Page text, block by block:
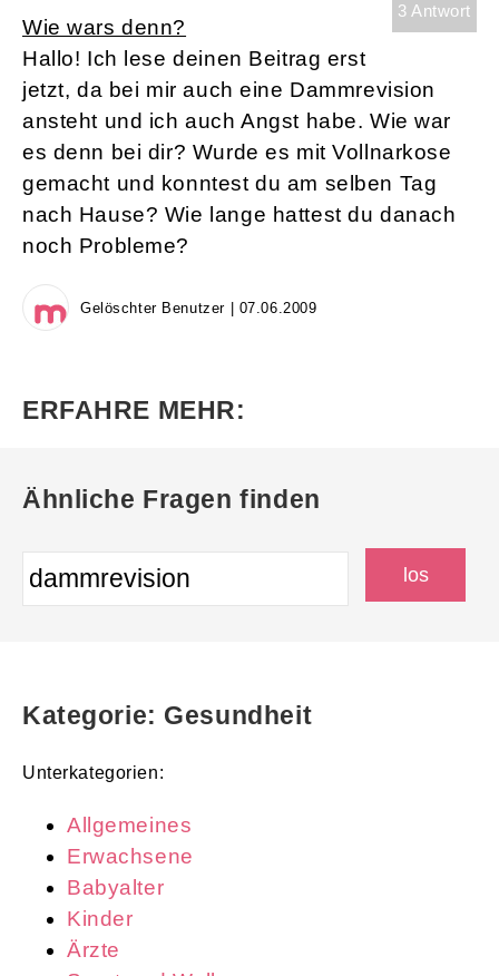
3 Antwort
Wie wars denn?
Hallo! Ich lese deinen Beitrag erst
jetzt, da bei mir auch eine Dammrevision
ansteht und ich auch Angst habe. Wie war
es denn bei dir? Wurde es mit Vollnarkose
gemacht und konntest du am selben Tag
nach Hause? Wie lange hattest du danach
noch Probleme?
Gelöschter Benutzer | 07.06.2009
ERFAHRE MEHR:
Ähnliche Fragen finden
Kategorie: Gesundheit
Unterkategorien:
Allgemeines
Erwachsene
Babyalter
Kinder
Ärzte